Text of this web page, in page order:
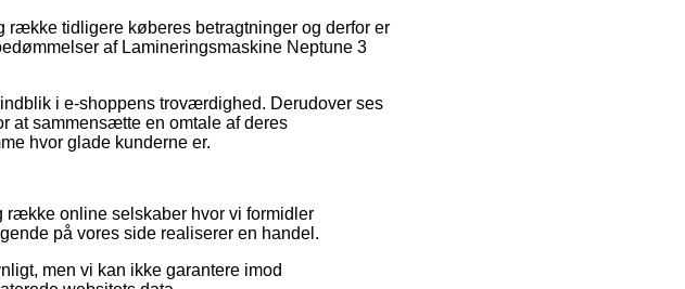
række tidligere køberes betragtninger og derfor er
af Lamineringsmaskine Neptune 3
i e-shoppens troværdighed. Derudover ses
at sammensætte en omtale af deres
hvor glade kunderne er.
online selskaber hvor vi formidler
på vores side realiserer en handel.
men vi kan ikke garantere imod